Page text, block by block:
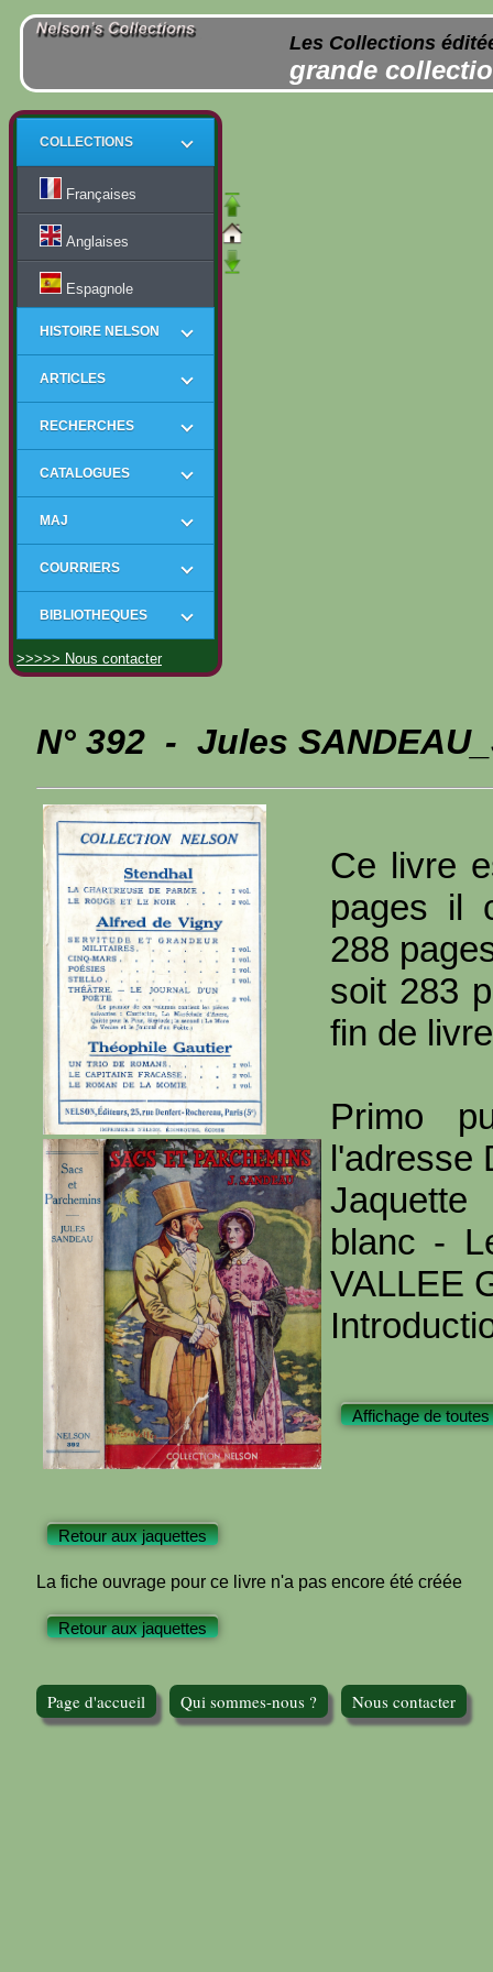
Les Collections
grande
COLLECTIONS
Françaises
Anglaises
Espagnole
HISTOIRE NELSON
ARTICLES
RECHERCHES
CATALOGUES
MAJ
COURRIERS
BIBLIOTHEQUES
>>>>> Nous contacter
N° 392 - Jules
Ce livre
pages il
288
soit 283
fin de
Primo
l'adresse
blanc -
VALLEE
Affichage de
Retour aux jaquettes
La fiche ouvrage pour ce livre n'a pas encore été créée
Retour aux jaquettes
Page d'accueil Qui sommes-nous ? Nous contacter